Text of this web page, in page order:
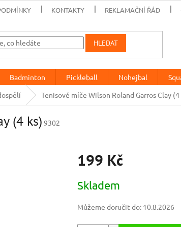
KONTAKTY REKLAMAČNÍ ŘÁD
HLEDAT
Badminton Pickleball Nohejbal
Tenisové míče Wilson Roland Garros Clay (4
(4 ks) 9302
199 Kč
cena:
Skladem
Můžeme doručit do: 10.8.2026